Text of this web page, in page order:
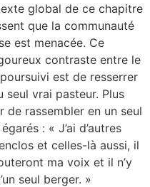
global de ce chapitre
que la communauté
est menacée. Ce
contraste entre le
est de resserrer
seul vrai pasteur. Plus
de rassembler en un seul
: « J’ai d’autres
et celles-là aussi, il
ma voix et il n’y
seul berger. »